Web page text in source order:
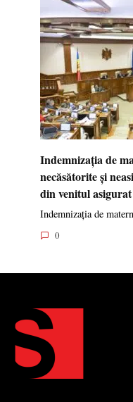
Indemnizația de
necăsătorite și
din venitul
Indemnizația de
0